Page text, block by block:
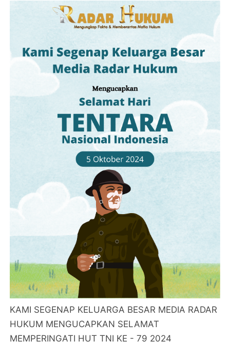
KAMI SEGENAP KELUARGA BESAR MEDIA RADAR
HUKUM MENGUCAPKAN SELAMAT
MEMPERINGATI HUT TNI KE - 79 2024